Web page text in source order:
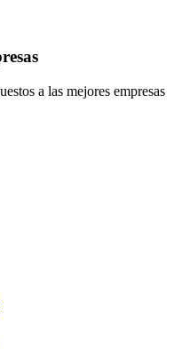
a las mejores empresas